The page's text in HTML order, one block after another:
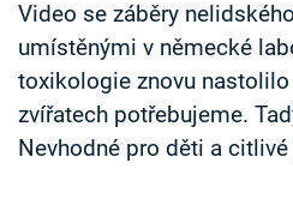
Sledujte nás
Video se záběry
umístěnými v německé
toxikologie znovu
zvířatech potřebujeme.
Nevhodné pro děti a citlivé